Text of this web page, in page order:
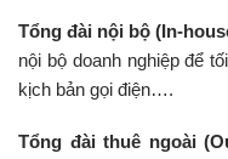
Tổng đài nội bộ (In-
nội bộ doanh nghiệp để
kịch bản gọi điện….
Tổng đài thuê ngoài